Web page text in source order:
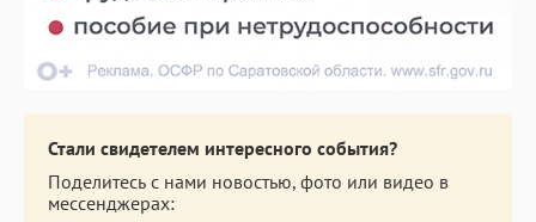
Стали свидетелем интересного события?
Поделитесь с нами новостью, фото или видео в
мессенджерах: